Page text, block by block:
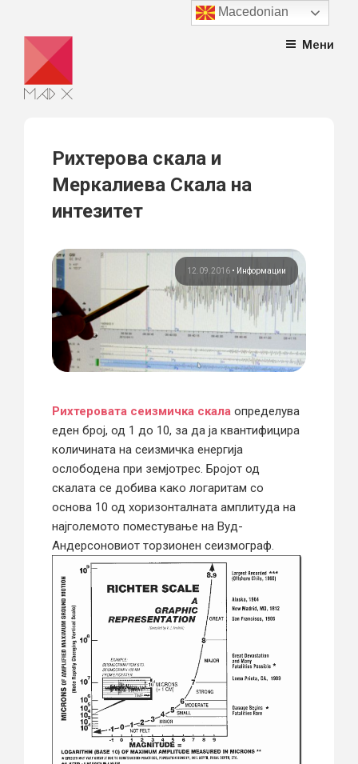
content
Мени
Рихтерова скала и
Меркалиева Скала на
интезитет
12.09.2016 • Информации
Рихтеровата сеизмичка скала определува
еден број, од 1 до 10, за да ја квантифицира
количината на сеизмичка енергија
ослободена при земјотрес. Бројот од
скалата се добива како логаритам со
основа 10 од хоризонталната амплитуда на
најголемото поместување на Вуд-
Андерсоновиот торзионен сеизмограф.
Macedonian